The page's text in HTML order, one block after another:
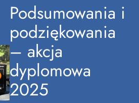
Podsumowania i
podziękowania
– akcja
dyplomowa
2025